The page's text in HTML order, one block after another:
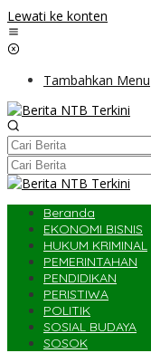
Lewati ke konten
Tambahkan Menu
Beranda
EKONOMI BISNIS
HUKUM KRIMINAL
PEMERINTAHAN
PENDIDIKAN
PERISTIWA
POLITIK
SOSIAL BUDAYA
SOSOK